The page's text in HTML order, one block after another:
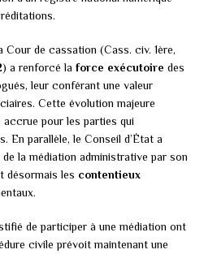
de cassation (Cass. civ. 1ère,
a renforcé la force exécutoire des
leur conférant une valeur
Cette évolution majeure
pour les parties qui
En parallèle, le Conseil d’État a
la médiation administrative par son
désormais les contentieux
de participer à une médiation ont
civile prévoit maintenant une